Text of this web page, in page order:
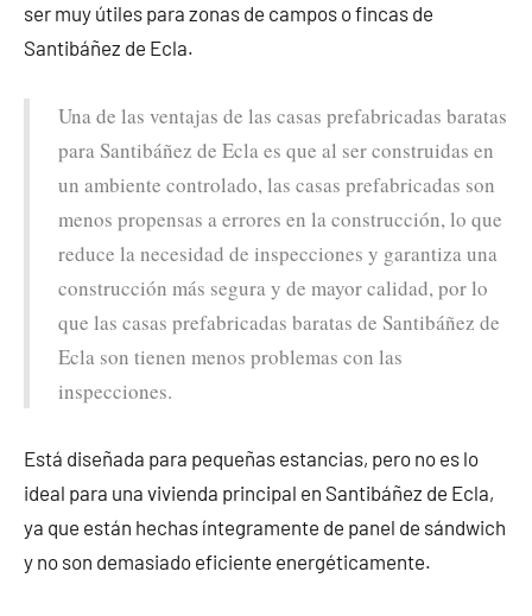
ser muy útiles para zonas de campos o fincas de
Santibáñez de Ecla.
Una de las ventajas de las casas prefabricadas baratas
para Santibáñez de Ecla es que al ser construidas en
un ambiente controlado, las casas prefabricadas son
menos propensas a errores en la construcción, lo que
reduce la necesidad de inspecciones y garantiza una
construcción más segura y de mayor calidad, por lo
que las casas prefabricadas baratas de Santibáñez de
Ecla son tienen menos problemas con las
inspecciones.
Está diseñada para pequeñas estancias, pero no es lo
ideal para una vivienda principal en Santibáñez de Ecla,
ya que están hechas íntegramente de panel de sándwich
y no son demasiado eficiente energéticamente.